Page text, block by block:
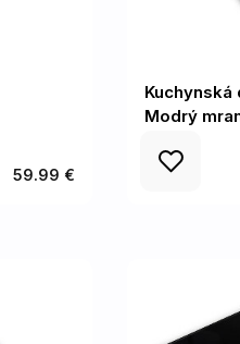
59.99 €
Modrý